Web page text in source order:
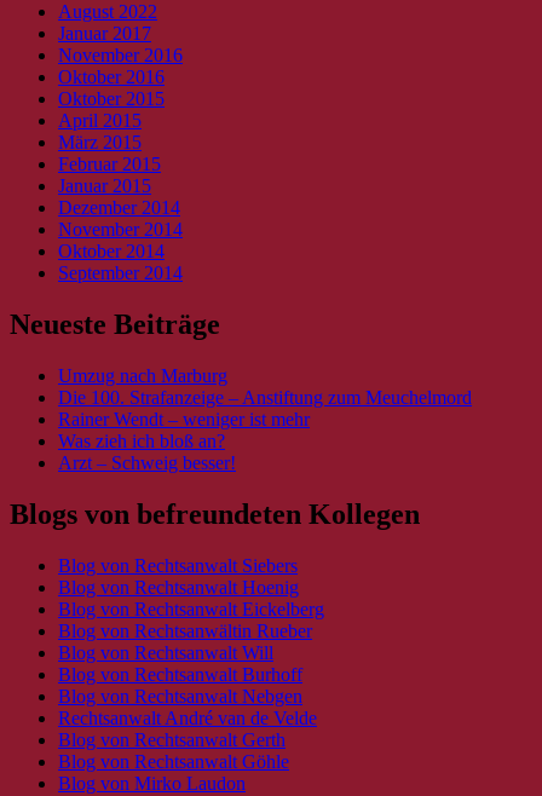
August 2022
Januar 2017
November 2016
Oktober 2016
Oktober 2015
April 2015
März 2015
Februar 2015
Januar 2015
Dezember 2014
November 2014
Oktober 2014
September 2014
Neueste Beiträge
Umzug nach Marburg
Die 100. Strafanzeige – Anstiftung zum Meuchelmord
Rainer Wendt – weniger ist mehr
Was zieh ich bloß an?
Arzt – Schweig besser!
Blogs von befreundeten Kollegen
Blog von Rechtsanwalt Siebers
Blog von Rechtsanwalt Hoenig
Blog von Rechtsanwalt Eickelberg
Blog von Rechtsanwältin Rueber
Blog von Rechtsanwalt Will
Blog von Rechtsanwalt Burhoff
Blog von Rechtsanwalt Nebgen
Rechtsanwalt André van de Velde
Blog von Rechtsanwalt Gerth
Blog von Rechtsanwalt Göhle
Blog von Mirko Laudon